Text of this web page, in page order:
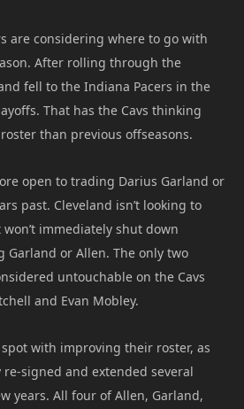
are considering where to go with
After rolling through the
fell to the Indiana Pacers in the
That has the Cavs thinking
than previous offseasons.
open to trading Darius Garland or
past. Cleveland isn’t looking to
immediately shut down
Garland or Allen. The only two
untouchable on the Cavs
and Evan Mobley.
with improving their roster, as
signed and extended several
years. All four of Allen, Garland,